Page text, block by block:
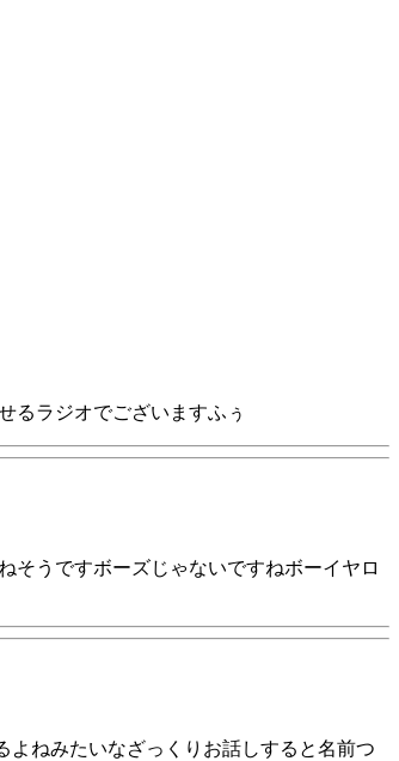
るラジオでございますふぅ
そうですボーズじゃないですねボーイヤロ
よねみたいなざっくりお話しすると名前つ